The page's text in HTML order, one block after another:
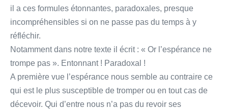
il a ces formules étonnantes, paradoxales, presque
incompréhensibles si on ne passe pas du temps à y
réfléchir.
Notamment dans notre texte il écrit : « Or l’espérance ne
trompe pas ». Entonnant ! Paradoxal !
A première vue l’espérance nous semble au contraire ce
qui est le plus susceptible de tromper ou en tout cas de
décevoir. Qui d’entre nous n’a pas du revoir ses